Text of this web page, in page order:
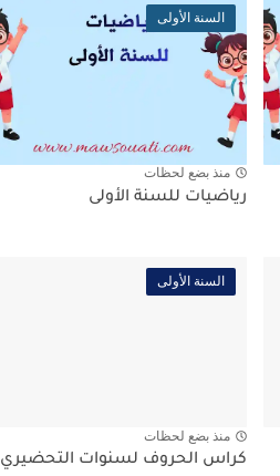
السنة الأولى
منذ بضع لحظات
رياضيات للسنة الأولى
السنة الأولى
منذ بضع لحظات
كراس الحروف لسنوات التحضيري